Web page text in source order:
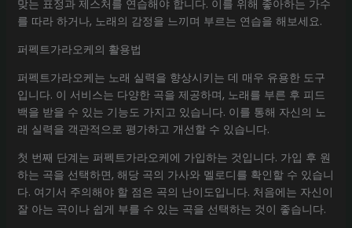
맞는 표정과 제스처를 연습해야 합니다. 이를 위해 좋아하는 가수
를 따라 하거나, 노래의 감정을 느끼며 부르는 연습을 해보세요.
퍼펙트가라오케의 활용법
퍼펙트가라오케는 노래 실력을 향상시키는 데 매우 유용한 도구
입니다. 이 서비스는 다양한 곡을 제공하며, 노래를 부른 후 피드
백을 받을 수 있는 기능도 가지고 있습니다. 이를 통해 자신의 노
래 실력을 객관적으로 평가하고 개선할 수 있습니다.
첫 번째 단계는 퍼펙트가라오케에 가입하는 것입니다. 가입 후 원
하는 곡을 선택하면, 해당 곡의 가사와 멜로디를 확인할 수 있습니
다. 여기서 주의해야 할 점은 곡의 난이도입니다. 처음에는 자신이
잘 아는 곡이나 쉽게 부를 수 있는 곡을 선택하는 것이 좋습니다.